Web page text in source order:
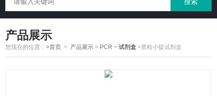
产品展示
您现在的位置：>首页 > 产品展示 > PCR >试剂盒 >质粒小提试剂盒